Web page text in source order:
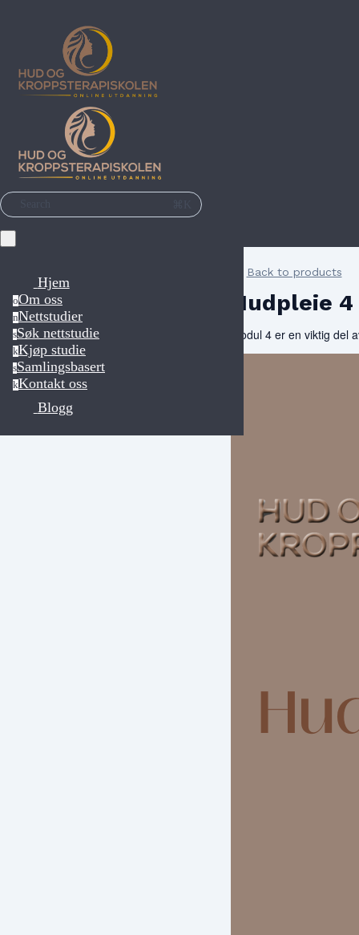
Hjem
oOm oss
nNettstudier
sSøk nettstudie
kKjøp studie
sSamlingsbasert
kKontakt oss
Blogg
Back to products
Hudpleie 4
Modul 4 er en viktig del